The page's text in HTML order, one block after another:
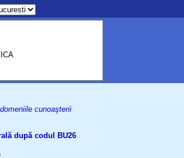
cunoaşterii
după codul BU26